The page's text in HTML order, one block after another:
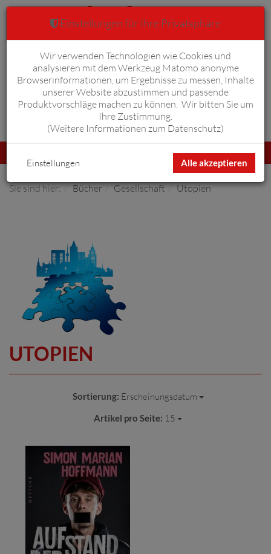
Anmelden Warenkorb 0
umschalten
Sie sind hier: Bücher Gesellschaft Utopien
UTOPIEN
Sortierung: Erscheinungsdatum
Artikel pro Seite: 15
Einstellungen für Ihre Privatsphäre
Wir verwenden Technologien wie Cookies und
analysieren mit dem Werkzeug Matomo anonyme
Browserinformationen, um Ergebnisse zu messen, Inhalte
unserer Website abzustimmen und passende
Produktvorschläge machen zu können. Wir bitten Sie um
Ihre Zustimmung.
(Weitere Informationen zum Datenschutz)
Alle akzeptieren
Einstellungen